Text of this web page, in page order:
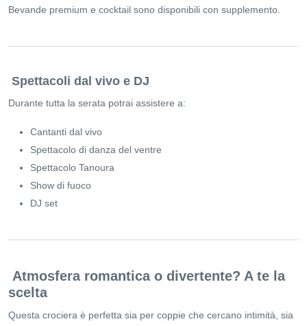
Bevande premium e cocktail sono disponibili con supplemento.
Spettacoli dal vivo e DJ
Durante tutta la serata potrai assistere a:
Cantanti dal vivo
Spettacolo di danza del ventre
Spettacolo Tanoura
Show di fuoco
DJ set
Atmosfera romantica o divertente? A te la
scelta
Questa crociera è perfetta sia per coppie che cercano intimità, sia